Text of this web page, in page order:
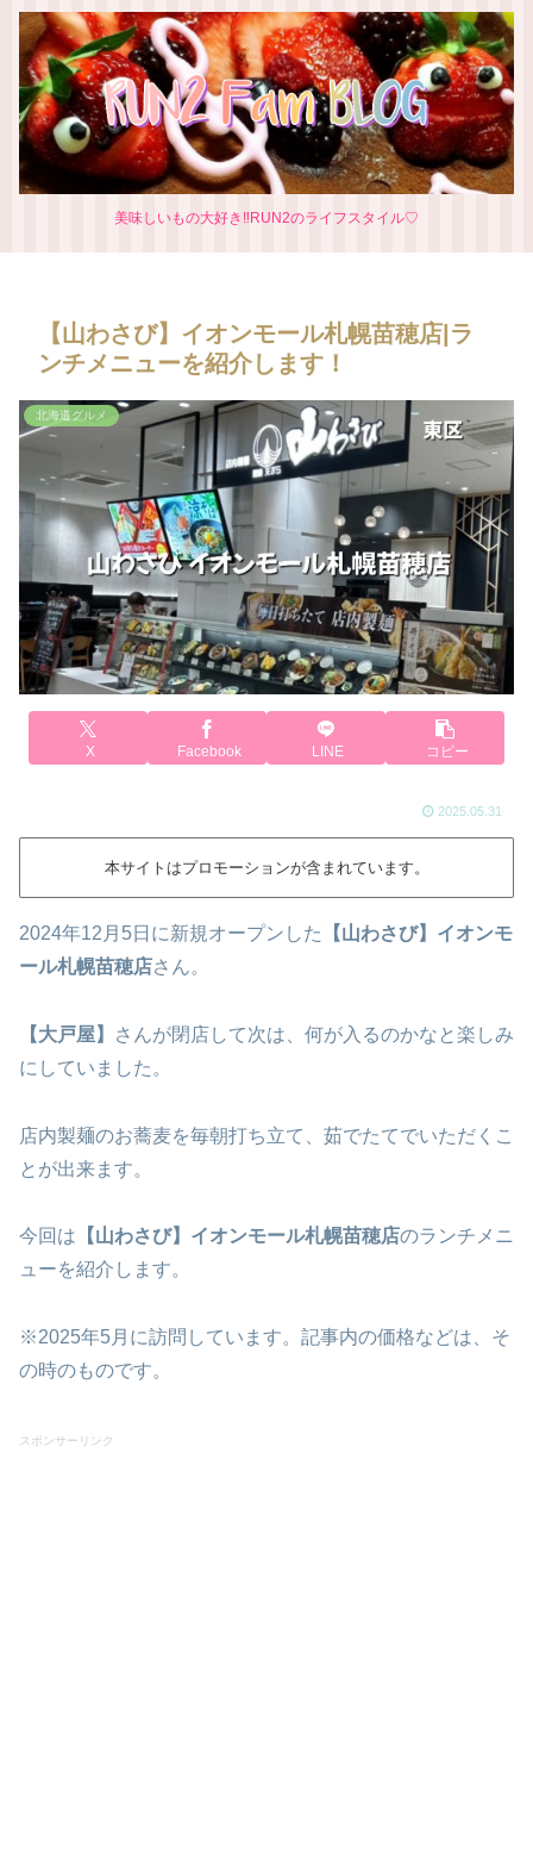
美味しいもの大好き‼RUN2のライフスタイル♡
【山わさび】イオンモール札幌苗穂店|ラ
ンチメニューを紹介します！
北海道グルメ
X Facebook LINE コピー
2025.05.31
本サイトはプロモーションが含まれています。
2024年12月5日に新規オープンした
【山わさび】イオンモ
ール札幌苗穂店さん。
【大戸屋】
さんが閉店して次は、何が入るのかなと楽しみ
にしていました。
店内製麺のお蕎麦を毎朝打ち立て、茹でたてでいただくこ
とが出来ます。
今回は 【山わさび】イオンモール札幌苗穂店のランチメニ
ューを紹介します。
※2025年5月に訪問しています。記事内の価格などは、そ
の時のものです。
スポンサーリンク